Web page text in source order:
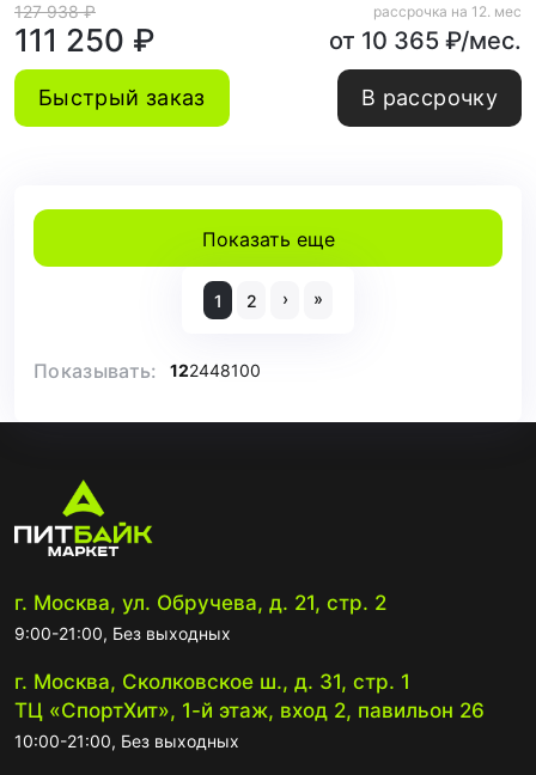
127 938 ₽
111 250 ₽
рассрочка на 12. мес
от 10 365 ₽/мес.
Быстрый заказ В рассрочку
Показать еще
1 2 › »
Показывать: 122448100
г. Москва, ул. Обручева, д. 21, стр. 2
9:00-21:00, Без выходных
г. Москва, Сколковское ш., д. 31, стр. 1
ТЦ «СпортХит», 1-й этаж, вход 2, павильон 26
10:00-21:00, Без выходных